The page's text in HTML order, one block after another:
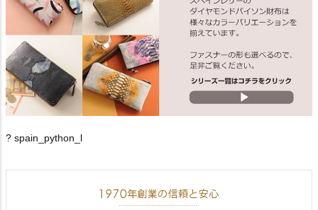
? spain_python_l